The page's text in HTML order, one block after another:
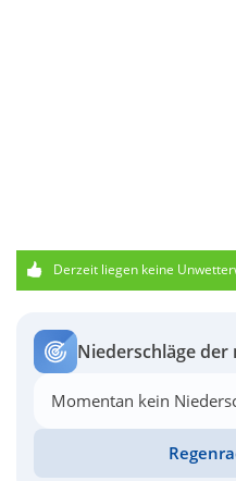
Derzeit liegen keine
Niederschläge der
Momentan kein